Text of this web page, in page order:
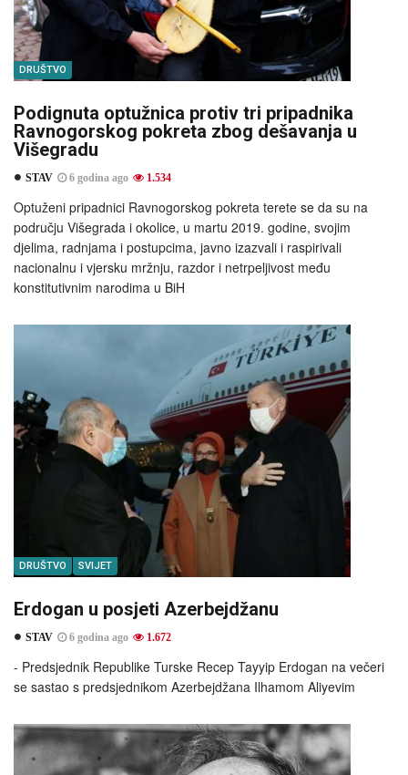
DRUŠTVO
Podignuta optužnica protiv tri pripadnika
Ravnogorskog pokreta zbog dešavanja u
Višegradu
STAV 6 godina ago 1.534
Optuženi pripadnici Ravnogorskog pokreta terete se da su na
području Višegrada i okolice, u martu 2019. godine, svojim
djelima, radnjama i postupcima, javno izazvali i raspirivali
nacionalnu i vjersku mržnju, razdor i netrpeljivost među
konstitutivnim narodima u BiH
DRUŠTVO SVIJET
Erdogan u posjeti Azerbejdžanu
STAV 6 godina ago 1.672
- Predsjednik Republike Turske Recep Tayyip Erdogan na večeri
se sastao s predsjednikom Azerbejdžana Ilhamom Aliyevim